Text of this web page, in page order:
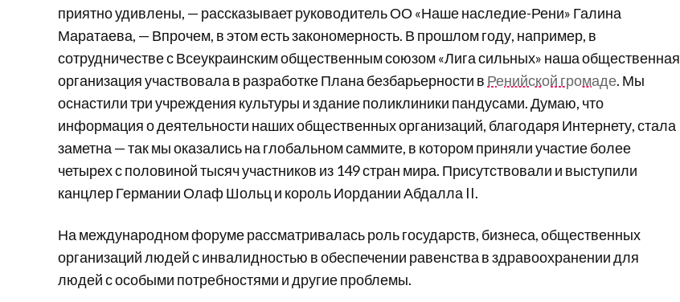
приятно удивлены, — рассказывает руководитель ОО «Наше наследие-Рени» Галина
Маратаева, — Впрочем, в этом есть закономерность. В прошлом году, например, в
сотрудничестве с Всеукраинским общественным союзом «Лига сильных» наша общественная
организация участвовала в разработке Плана безбарьерности в Ренийской громаде. Мы
оснастили три учреждения культуры и здание поликлиники пандусами. Думаю, что
информация о деятельности наших общественных организаций, благодаря Интернету, стала
заметна — так мы оказались на глобальном саммите, в котором приняли участие более
четырех с половиной тысяч участников из 149 стран мира. Присутствовали и выступили
канцлер Германии Олаф Шольц и король Иордании Абдалла II.
На международном форуме рассматривалась роль государств, бизнеса, общественных
организаций людей с инвалидностью в обеспечении равенства в здравоохранении для
людей с особыми потребностями и другие проблемы.